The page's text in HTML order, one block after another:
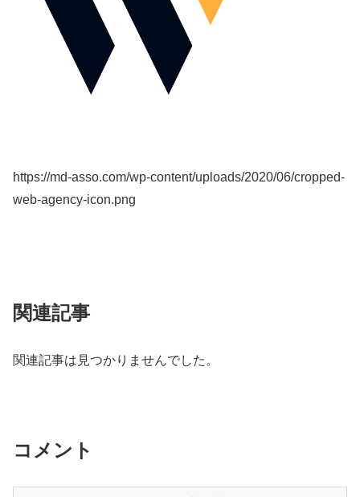
https://md-asso.com/wp-content/uploads/2020/06/cropped-
web-agency-icon.png
関連記事
関連記事は見つかりませんでした。
コメント